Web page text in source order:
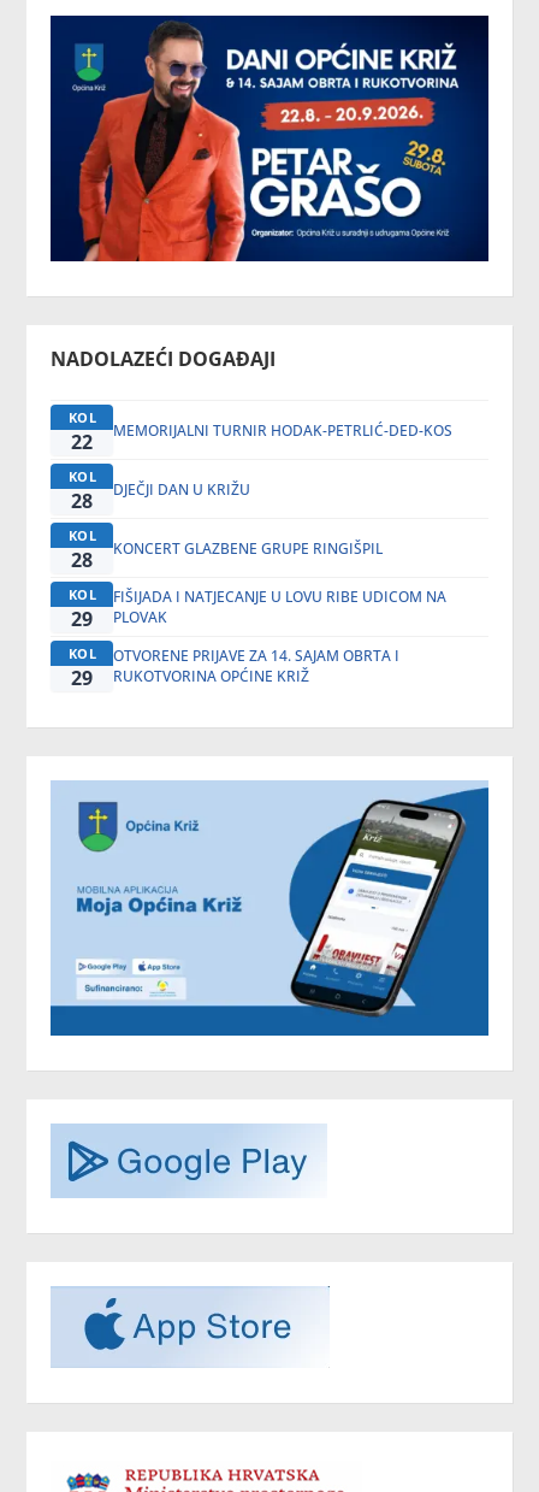
NADOLAZEĆI DOGAĐAJI
KOL
22 MEMORIJALNI TURNIR HODAK-PETRLIĆ-DED-KOS
KOL
28 DJEČJI DAN U KRIŽU
KOL
28 KONCERT GLAZBENE GRUPE RINGIŠPIL
KOL
29
FIŠIJADA I NATJECANJE U LOVU RIBE UDICOM NA
PLOVAK
KOL
29
OTVORENE PRIJAVE ZA 14. SAJAM OBRTA I
RUKOTVORINA OPĆINE KRIŽ